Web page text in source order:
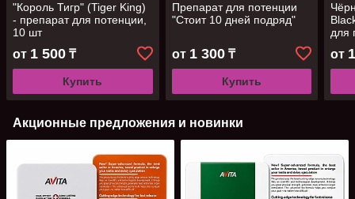
"Король Тигр" (Tiger King)
- препарат для потенции,
10 шт
от 1 500 ₸
Купить
Препарат для потенции
"Стоит 10 дней подряд"
от 1 300₸
Купить
для
от
Акционные предложения и новинки